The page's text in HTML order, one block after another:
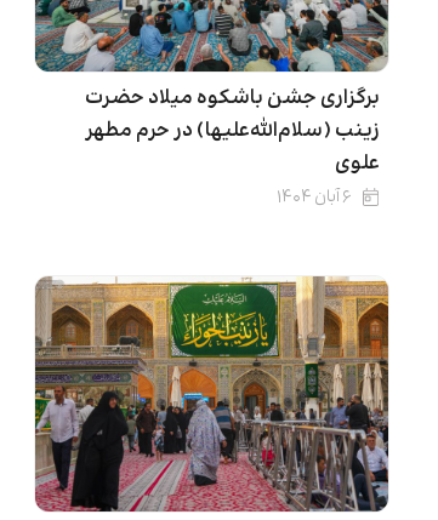
برگزاری جشن باشکوه میلاد حضرت
زینب (سلام‌الله‌علیها) در حرم مطهر
علوی
۶ آبان ۱۴۰۴